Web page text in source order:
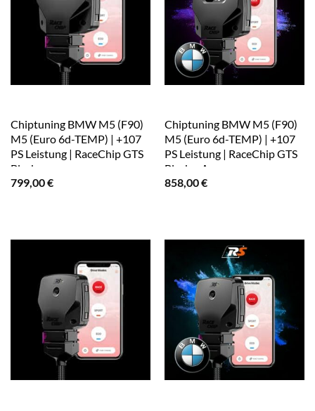
Chiptuning BMW M5 (F90)
M5 (Euro 6d-TEMP) | +107
PS Leistung | RaceChip GTS
Black
799,00€
Chiptuning BMW M5 (F90)
M5 (Euro 6d-TEMP) | +107
PS Leistung | RaceChip GTS
Black + App
858,00€